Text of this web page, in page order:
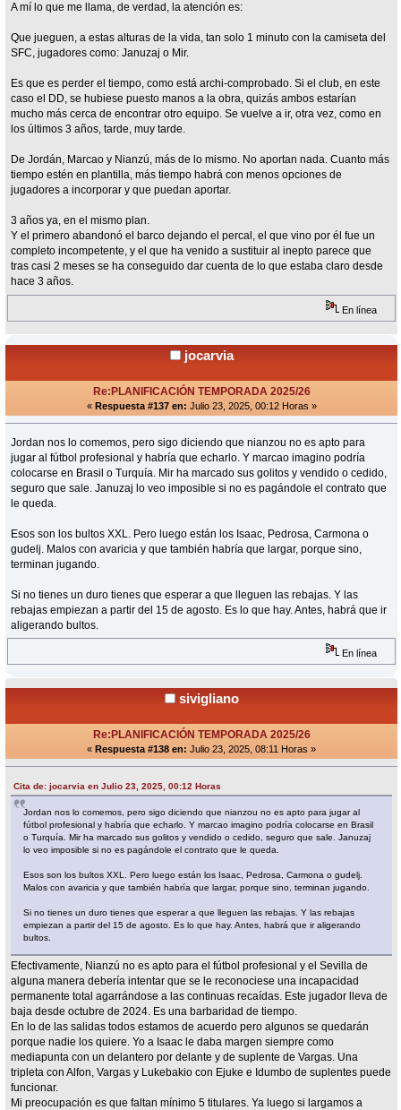
A mí lo que me llama, de verdad, la atención es:
Que jueguen, a estas alturas de la vida, tan solo 1 minuto con la camiseta del
SFC, jugadores como: Januzaj o Mir.
Es que es perder el tiempo, como está archi-comprobado. Si el club, en este
caso el DD, se hubiese puesto manos a la obra, quizás ambos estarían
mucho más cerca de encontrar otro equipo. Se vuelve a ir, otra vez, como en
los últimos 3 años, tarde, muy tarde.
De Jordán, Marcao y Nianzú, más de lo mismo. No aportan nada. Cuanto más
tiempo estén en plantilla, más tiempo habrá con menos opciones de
jugadores a incorporar y que puedan aportar.
3 años ya, en el mismo plan.
Y el primero abandonó el barco dejando el percal, el que vino por él fue un
completo incompetente, y el que ha venido a sustituir al inepto parece que
tras casi 2 meses se ha conseguido dar cuenta de lo que estaba claro desde
hace 3 años.
En línea
jocarvia
Re:PLANIFICACIÓN TEMPORADA 2025/26
« Respuesta #137 en: Julio 23, 2025, 00:12 Horas »
Jordan nos lo comemos, pero sigo diciendo que nianzou no es apto para
jugar al fútbol profesional y habría que echarlo. Y marcao imagino podría
colocarse en Brasil o Turquía. Mir ha marcado sus golitos y vendido o cedido,
seguro que sale. Januzaj lo veo imposible si no es pagándole el contrato que
le queda.
Esos son los bultos XXL. Pero luego están los Isaac, Pedrosa, Carmona o
gudelj. Malos con avaricia y que también habría que largar, porque sino,
terminan jugando.
Si no tienes un duro tienes que esperar a que lleguen las rebajas. Y las
rebajas empiezan a partir del 15 de agosto. Es lo que hay. Antes, habrá que ir
aligerando bultos.
En línea
sivigliano
Re:PLANIFICACIÓN TEMPORADA 2025/26
« Respuesta #138 en: Julio 23, 2025, 08:11 Horas »
Cita de: jocarvia en Julio 23, 2025, 00:12 Horas
Jordan nos lo comemos, pero sigo diciendo que nianzou no es apto para jugar al
fútbol profesional y habría que echarlo. Y marcao imagino podría colocarse en Brasil
o Turquía. Mir ha marcado sus golitos y vendido o cedido, seguro que sale. Januzaj
lo veo imposible si no es pagándole el contrato que le queda.
Esos son los bultos XXL. Pero luego están los Isaac, Pedrosa, Carmona o gudelj.
Malos con avaricia y que también habría que largar, porque sino, terminan jugando.
Si no tienes un duro tienes que esperar a que lleguen las rebajas. Y las rebajas
empiezan a partir del 15 de agosto. Es lo que hay. Antes, habrá que ir aligerando
bultos.
Efectivamente, Nianzú no es apto para el fútbol profesional y el Sevilla de
alguna manera debería intentar que se le reconociese una incapacidad
permanente total agarrándose a las continuas recaídas. Este jugador lleva de
baja desde octubre de 2024. Es una barbaridad de tiempo.
En lo de las salidas todos estamos de acuerdo pero algunos se quedarán
porque nadie los quiere. Yo a Isaac le daba margen siempre como
mediapunta con un delantero por delante y de suplente de Vargas. Una
tripleta con Alfon, Vargas y Lukebakio con Ejuke e Idumbo de suplentes puede
funcionar.
Mi preocupación es que faltan mínimo 5 titulares. Ya luego si largamos a